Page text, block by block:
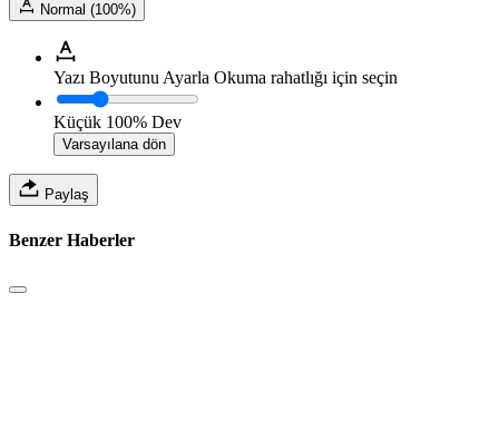
Normal (100%)
Yazı Boyutunu Ayarla Okuma rahatlığı için seçin
Küçük 100% Dev
Varsayılana dön
Paylaş
Benzer Haberler